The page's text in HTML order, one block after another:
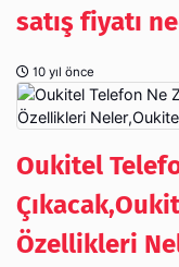
satış fiyatı
10 yıl önce
Oukitel
Özellikleri